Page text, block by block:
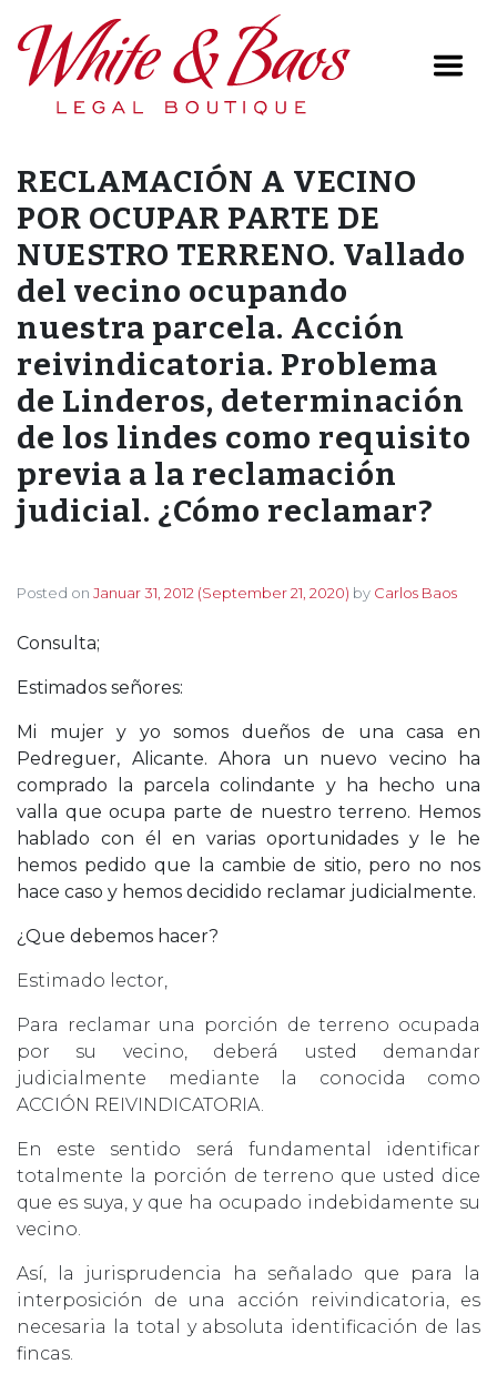
Main Navigation
RECLAMACIÓN A VECINO
POR OCUPAR PARTE DE
NUESTRO TERRENO. Vallado
del vecino ocupando
nuestra parcela. Acción
reivindicatoria. Problema
de Linderos, determinación
de los lindes como requisito
previa a la reclamación
judicial. ¿Cómo reclamar?
Posted on Januar 31, 2012 (September 21, 2020) by Carlos Baos
Consulta;
Estimados señores:
Mi mujer y yo somos dueños de una casa en
Pedreguer, Alicante. Ahora un nuevo vecino ha
comprado la parcela colindante y ha hecho una
valla que ocupa parte de nuestro terreno. Hemos
hablado con él en varias oportunidades y le he
hemos pedido que la cambie de sitio, pero no nos
hace caso y hemos decidido reclamar judicialmente.
¿Que debemos hacer?
Estimado lector,
Para reclamar una porción de terreno ocupada
por su vecino, deberá usted demandar
judicialmente mediante la conocida como
ACCIÓN REIVINDICATORIA.
En este sentido será fundamental identificar
totalmente la porción de terreno que usted dice
que es suya, y que ha ocupado indebidamente su
vecino.
Así, la jurisprudencia ha señalado que para la
interposición de una acción reivindicatoria, es
necesaria la total y absoluta identificación de las
fincas.